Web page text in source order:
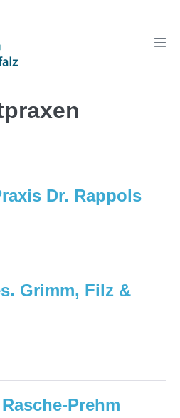
Dr. Rappols
Grimm, Filz &
Prehm